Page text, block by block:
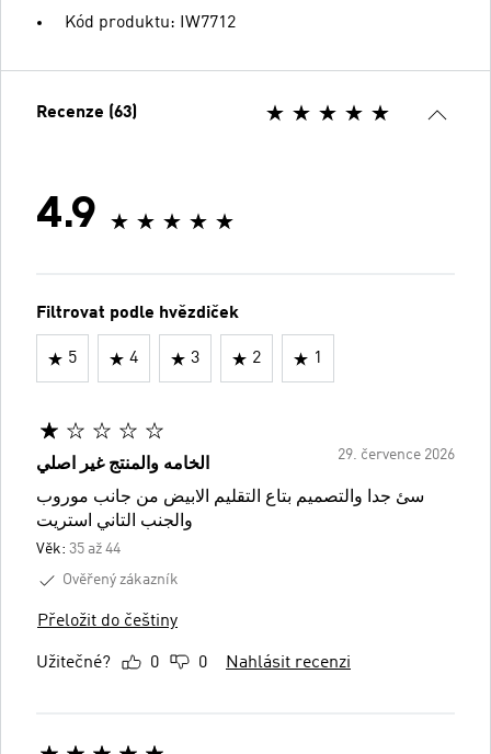
Kód produktu: IW7712
Recenze (63)
4.9
Filtrovat podle hvězdiček
5 4 3 2 1
29. července 2026
الخامه والمنتج غير اصلي
سئ جدا والتصميم بتاع التقليم الابيض من جانب موروب
والجنب التاني استريت
Věk: 35 až 44
Ověřený zákazník
Přeložit do češtiny
Užitečné? 0 0 Nahlásit recenzi